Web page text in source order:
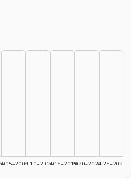
2010–20142015–20192020–20242025–2026